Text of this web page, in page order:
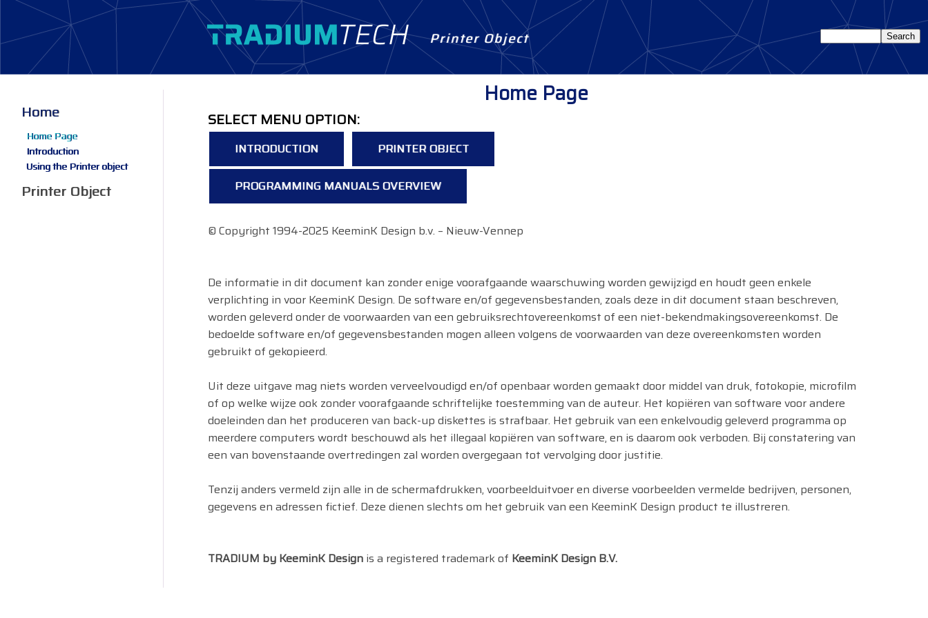
Printer Object
Home Page
SELECT MENU OPTION:
INTRODUCTION PRINTER OBJECT
PROGRAMMING MANUALS OVERVIEW
© Copyright 1994-2025 KeeminK Design b.v. – Nieuw-Vennep
De informatie in dit document kan zonder enige voorafgaande waarschuwing worden gewijzigd en houdt geen enkele
verplichting in voor KeeminK Design. De software en/of gegevensbestanden, zoals deze in dit document staan beschreven,
worden geleverd onder de voorwaarden van een gebruiksrechtovereenkomst of een niet-bekendmakingsovereenkomst. De
bedoelde software en/of gegevensbestanden mogen alleen volgens de voorwaarden van deze overeenkomsten worden
gebruikt of gekopieerd.
Uit deze uitgave mag niets worden verveelvoudigd en/of openbaar worden gemaakt door middel van druk, fotokopie, microfilm
of op welke wijze ook zonder voorafgaande schriftelijke toestemming van de auteur. Het kopiëren van software voor andere
doeleinden dan het produceren van back-up diskettes is strafbaar. Het gebruik van een enkelvoudig geleverd programma op
meerdere computers wordt beschouwd als het illegaal kopiëren van software, en is daarom ook verboden. Bij constatering van
een van bovenstaande overtredingen zal worden overgegaan tot vervolging door justitie.
Tenzij anders vermeld zijn alle in de schermafdrukken, voorbeelduitvoer en diverse voorbeelden vermelde bedrijven, personen,
gegevens en adressen fictief. Deze dienen slechts om het gebruik van een KeeminK Design product te illustreren.
TRADIUM by KeeminK Design is a registered trademark of KeeminK Design B.V.
Home
Home Page
Introduction
Using the Printer object
Printer Object